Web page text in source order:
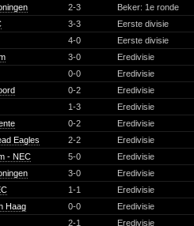
2-3
Beker: 1e ronde
3-3
Eerste divisie
4-0
Eerste divisie
3-0
Eredivisie
0-0
Eredivisie
0-2
Eredivisie
1-3
Eredivisie
0-2
Eredivisie
Eagles 2-2
Eredivisie
- NEC 5-0
Eredivisie
3-0
Eredivisie
1-1
Eredivisie
Haag 0-0
Eredivisie
2-1
Eredivisie